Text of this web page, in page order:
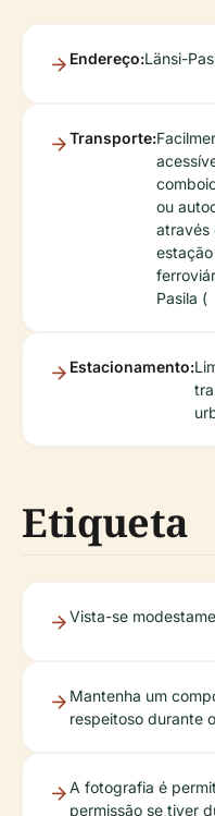
Endereço:Länsi-
Transporte:
ou
através
estação
Pasila (
Estacionamento:
Etiqueta
Vista-se
Mantenha um
respeitoso durante
A fotografia é
permissão se tiver